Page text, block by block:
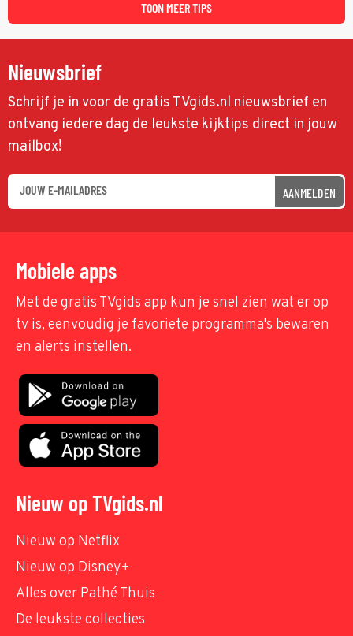
TOON MEER TIPS
Nieuwsbrief
Schrijf je in voor de gratis TVgids.nl nieuwsbrief en
ontvang iedere dag de leukste kijktips direct in jouw
mailbox!
AANMELDEN
Mobiele apps
Met de gratis TVgids app kun je snel zien wat er op
tv is, eenvoudig je favoriete programma's bewaren
en alerts instellen.
Nieuw op TVgids.nl
Nieuw op Netflix
Nieuw op Disney+
Alles over Pathé Thuis
De leukste collecties